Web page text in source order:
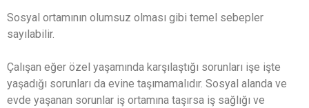
Sosyal ortamının olumsuz olması gibi temel sebepler
sayılabilir.
Çalışan eğer özel yaşamında karşılaştığı sorunları işe işte
yaşadığı sorunları da evine taşımamalıdır. Sosyal alanda ve
evde yaşanan sorunlar iş ortamına taşırsa iş sağlığı ve